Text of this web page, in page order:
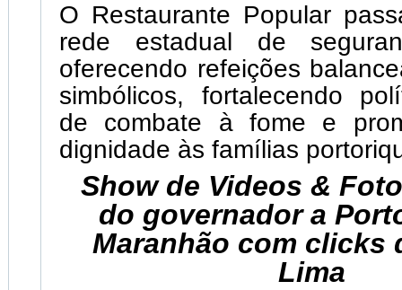
O Restaurante Popular
rede estadual de
oferecendo refeições
simbólicos, fortalecendo
de combate à fome e
dignidade às famílias
Show de Videos &
do governador a
Maranhão com clicks
Lima